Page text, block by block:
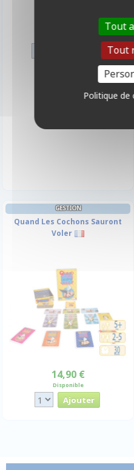
GESTION
Quand Les Cochons Sauront
Voler
14,90 €
Disponible
Tout
Tout
Politique de